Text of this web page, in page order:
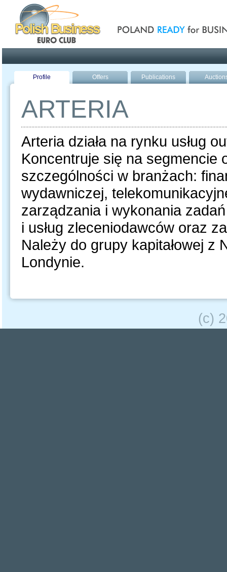
Profile Offers Publications
ARTERIA
Arteria działa na rynku usług
Koncentruje się na segmencie
szczególności w branżach:
wydawniczej,
zarządzania i wykonania
i usług zleceniodawców oraz
Należy do grupy kapitałowej z
Londynie.
(c)